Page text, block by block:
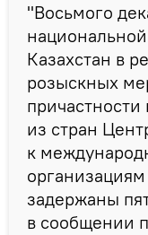
"Восьмого
Казахстан в
розыскных
из стран
к
задержаны
в сообщении